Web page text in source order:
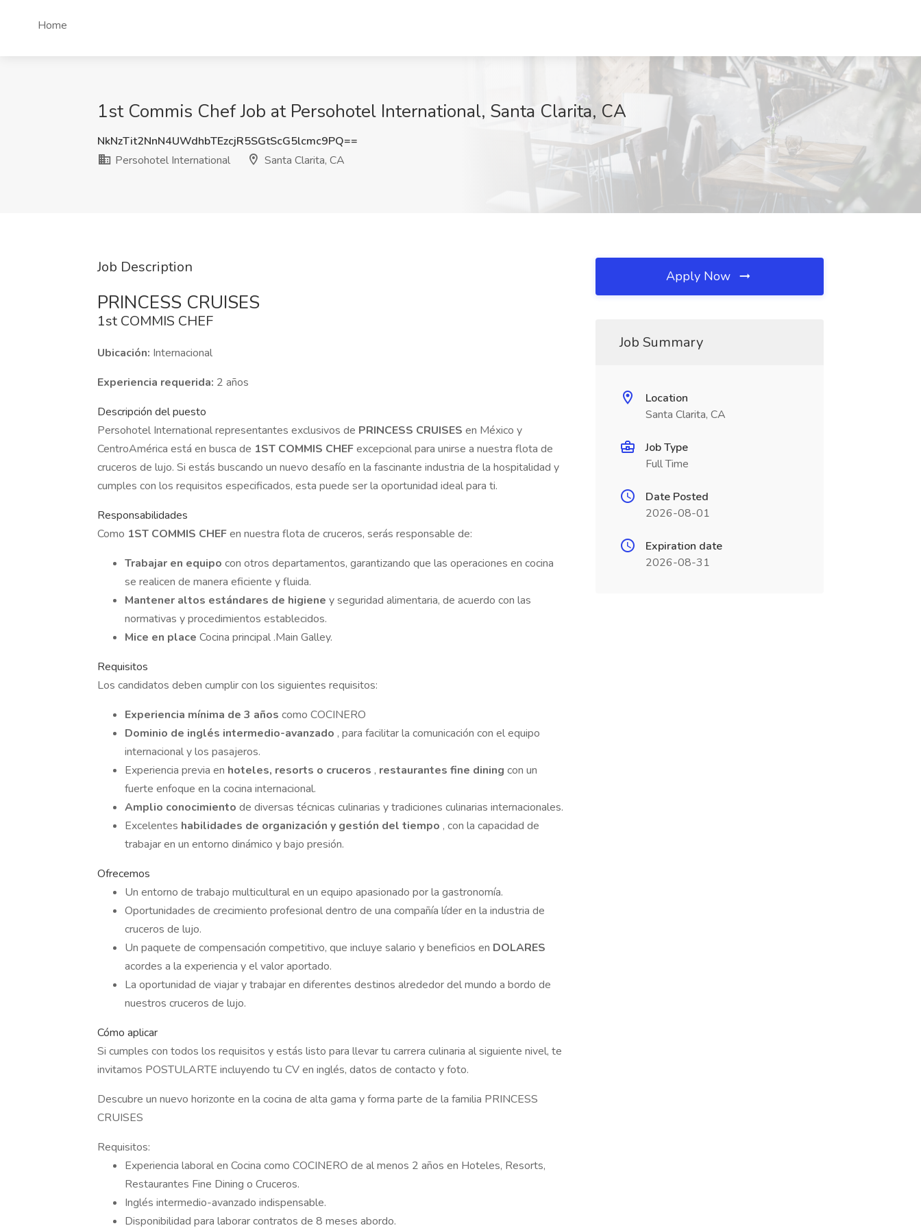
Home
1st Commis Chef Job at Persohotel International, Santa Clarita, CA
NkNzTit2NnN4UWdhbTEzcjR5SGtScG5lcmc9PQ==
Persohotel International
Santa Clarita, CA
Job Description
PRINCESS CRUISES
1st COMMIS CHEF
Ubicación: Internacional
Experiencia requerida: 2 años
Descripción del puesto
Persohotel International representantes exclusivos de PRINCESS CRUISES en México y
CentroAmérica está en busca de 1ST COMMIS CHEFexcepcional para unirse a nuestra flota de
cruceros de lujo. Si estás buscando un nuevo desafío en la fascinante industria de la hospitalidad y
cumples con los requisitos especificados, esta puede ser la oportunidad ideal para ti.
Responsabilidades
Como 1ST COMMIS CHEFen nuestra flota de cruceros, serás responsable de:
Trabajar en equipo con otros departamentos, garantizando que las operaciones en cocina
se realicen de manera eficiente y fluida.
Mantener altos estándares de higiene y seguridad alimentaria, de acuerdo con las
normativas y procedimientos establecidos.
Mice en place Cocina principal .Main Galley.
Requisitos
Los candidatos deben cumplir con los siguientes requisitos:
Experiencia mínima de 3 años como COCINERO
Dominio de inglés intermedio-avanzado , para facilitar la comunicación con el equipo
internacional y los pasajeros.
Experiencia previa en hoteles, resorts o cruceros , restaurantes fine dining con un
fuerte enfoque en la cocina internacional.
Amplio conocimiento de diversas técnicas culinarias y tradiciones culinarias internacionales.
Excelentes habilidades de organización y gestión del tiempo , con la capacidad de
trabajar en un entorno dinámico y bajo presión.
Ofrecemos
Un entorno de trabajo multicultural en un equipo apasionado por la gastronomía.
Oportunidades de crecimiento profesional dentro de una compañía líder en la industria de
cruceros de lujo.
Un paquete de compensación competitivo, que incluye salario y beneficios en DOLARES
acordes a la experiencia y el valor aportado.
La oportunidad de viajar y trabajar en diferentes destinos alrededor del mundo a bordo de
nuestros cruceros de lujo.
Cómo aplicar
Si cumples con todos los requisitos y estás listo para llevar tu carrera culinaria al siguiente nivel, te
invitamos POSTULARTE incluyendo tu CV en inglés, datos de contacto y foto.
Descubre un nuevo horizonte en la cocina de alta gama y forma parte de la familia PRINCESS
CRUISES ‍ ‍
Requisitos:
Experiencia laboral en Cocina como COCINERO de al menos 2 años en Hoteles, Resorts,
Restaurantes Fine Dining o Cruceros.
Inglés intermedio-avanzado indispensable.
Disponibilidad para laborar contratos de 8 meses abordo.
Apply Now
Job Summary
Location
Santa Clarita, CA
Job Type
Full Time
Date Posted
2026-08-01
Expiration date
2026-08-31